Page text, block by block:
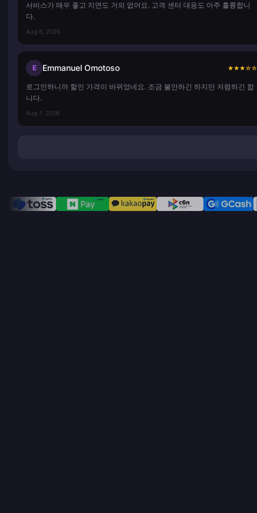
서비스가 매우 좋고 지연도 거의 없어요. 고객 센터 대응도 아주 훌륭합니
다.
Aug 8, 2026
E Emmanuel Omotoso ★★★☆☆
로그인하니까 할인 가격이 바뀌었네요. 조금 불안하긴 하지만 저렴하긴 합
니다.
Aug 7, 2026